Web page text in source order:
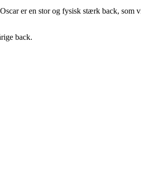
er en stor og fysisk stærk back, som
back.